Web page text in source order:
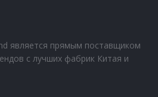
является прямым поставщиком
с лучших фабрик Китая и